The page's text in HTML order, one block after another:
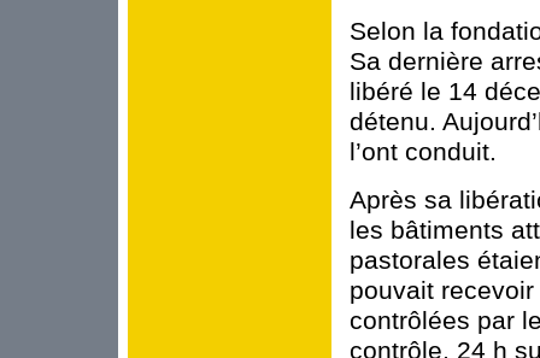
Selon la
Sa dernière
libéré le 14
détenu.
l’ont conduit.
Après sa
les bâtiments
pastorales
pouvait
contrôlées par
contrôle, 24 h